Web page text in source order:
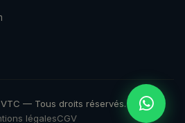
— Tous droits réservés.
légalesCGV